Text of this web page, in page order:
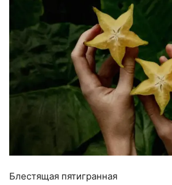
Блестящая пятигранная